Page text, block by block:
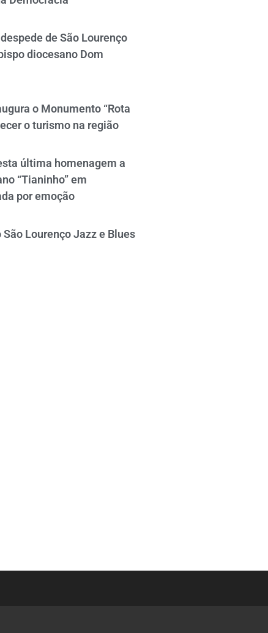
de São Lourenço
diocesano Dom
o Monumento “Rota
o turismo na região
última homenagem a
“Tianinho” em
por emoção
São Lourenço Jazz e Blues